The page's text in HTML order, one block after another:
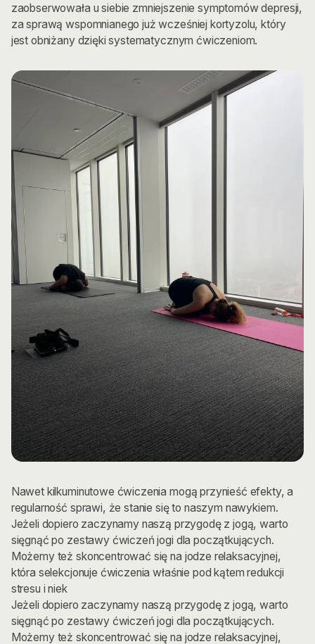
zaobserwowała u siebie zmniejszenie symptomów depresji,
za sprawą wspomnianego już wcześniej kortyzolu, który
jest obniżany dzięki systematycznym ćwiczeniom.
Nawet kilkuminutowe ćwiczenia mogą przynieść efekty, a
regularność sprawi, że stanie się to naszym nawykiem.
Jeżeli dopiero zaczynamy naszą przygodę z jogą, warto
sięgnąć po zestawy ćwiczeń jogi dla początkujących.
Możemy też skoncentrować się na jodze relaksacyjnej,
która selekcjonuje ćwiczenia właśnie pod kątem redukcji
stresu i niek
Jeżeli dopiero zaczynamy naszą przygodę z jogą, warto
sięgnąć po zestawy ćwiczeń jogi dla początkujących.
Możemy też skoncentrować się na jodze relaksacyjnej,